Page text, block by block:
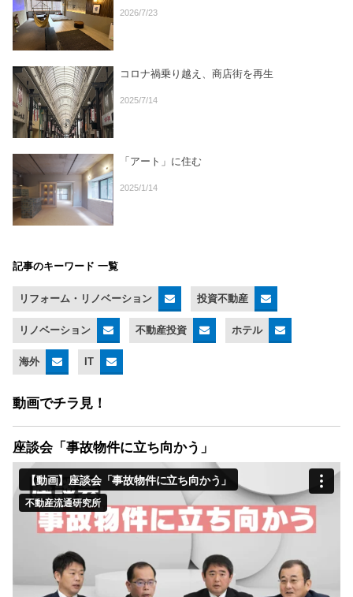
2026/7/23
コロナ禍乗り越え、商店街を再生
2025/7/14
「アート」に住む
2025/1/14
記事のキーワード 一覧
リフォーム・リノベーション 投資不動産
リノベーション 不動産投資 ホテル
海外 IT
動画でチラ見！
座談会「事故物件に立ち向かう」